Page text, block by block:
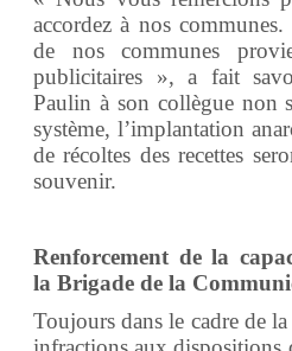
accordez à nos
de nos communes
publicitaires », a fait
Paulin à son collègue non
système, l’implantation
de récoltes des recettes
souvenir.
Renforcement de la
la Brigade de la
Toujours dans le cadre de